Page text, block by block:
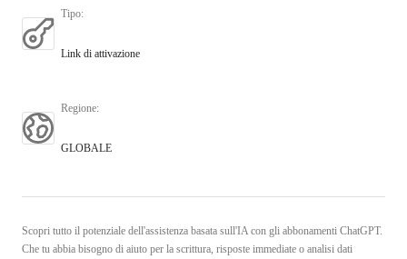
Tipo:
Link di attivazione
Regione:
GLOBALE
Scopri tutto il potenziale dell'assistenza basata sull'IA con gli abbonamenti ChatGPT.
Che tu abbia bisogno di aiuto per la scrittura, risposte immediate o analisi dati